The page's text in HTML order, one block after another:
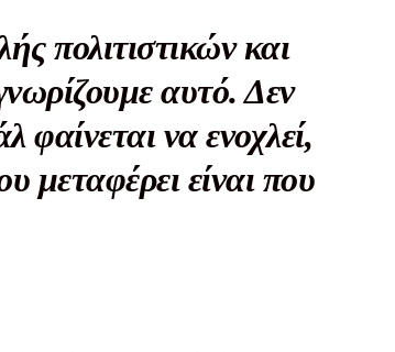
Αγώνας της Κρήτης
Ποιοι είμαστε
Στείλτε το άρθρο σας | Κάντε μια δωρεά
πολιτιστικών και
αυτό. Δεν
φαίνεται να ενοχλεί,
μεταφέρει είναι που